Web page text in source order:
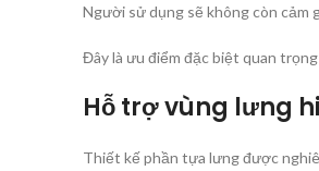
Người sử dụng sẽ không còn cảm
Đây là ưu điểm đặc biệt quan
Hỗ trợ vùng lưng
Thiết kế phần tựa lưng được